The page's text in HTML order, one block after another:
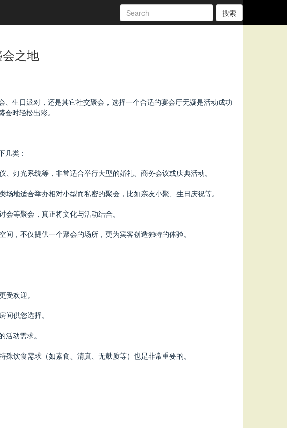
搜索
之地
生日派对，还是其它社交聚会，选择一个合适的宴会厅无疑是活动成功
时轻松出彩。
几类：
灯光系统等，非常适合举行大型的婚礼、商务会议或庆典活动。
地适合举办相对小型而私密的聚会，比如亲友小聚、生日庆祝等。
等聚会，真正将文化与活动结合。
，不仅提供一个聚会的场所，更为宾客创造独特的体验。
欢迎。
供您选择。
动需求。
饮食需求（如素食、清真、无麸质等）也是非常重要的。